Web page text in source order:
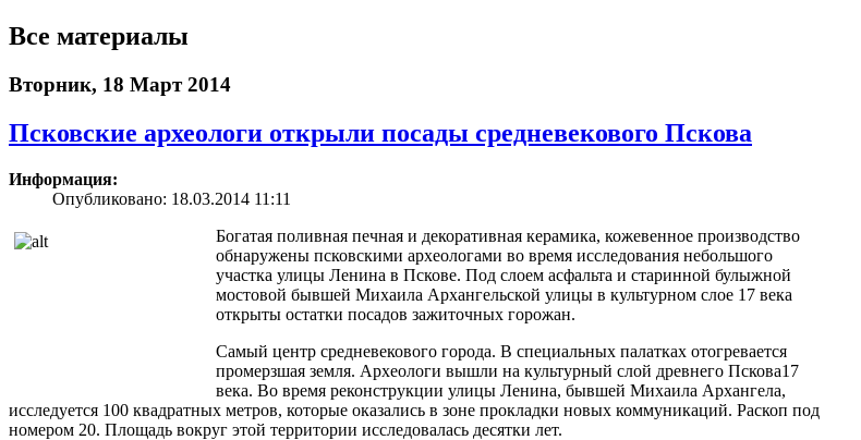
Все материалы
Вторник, 18 Март 2014
Псковские археологи открыли посады средневекового Пскова
Информация:
Опубликовано: 18.03.2014 11:11
Богатая поливная печная и декоративная керамика, кожевенное производство
обнаружены псковскими археологами во время исследования небольшого
участка улицы Ленина в Пскове. Под слоем асфальта и старинной булыжной
мостовой бывшей Михаила Архангельской улицы в культурном слое 17 века
открыты остатки посадов зажиточных горожан.
Самый центр средневекового города. В специальных палатках отогревается
промерзшая земля. Археологи вышли на культурный слой древнего Пскова17
века. Во время реконструкции улицы Ленина, бывшей Михаила Архангела,
исследуется 100 квадратных метров, которые оказались в зоне прокладки новых коммуникаций. Раскоп под
номером 20. Площадь вокруг этой территории исследовалась десятки лет.